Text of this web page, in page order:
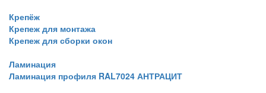
Крепёж
Крепеж для монтажа
Крепеж для сборки окон
Ламинация
Ламинация профиля RAL7024 АНТРАЦИТ